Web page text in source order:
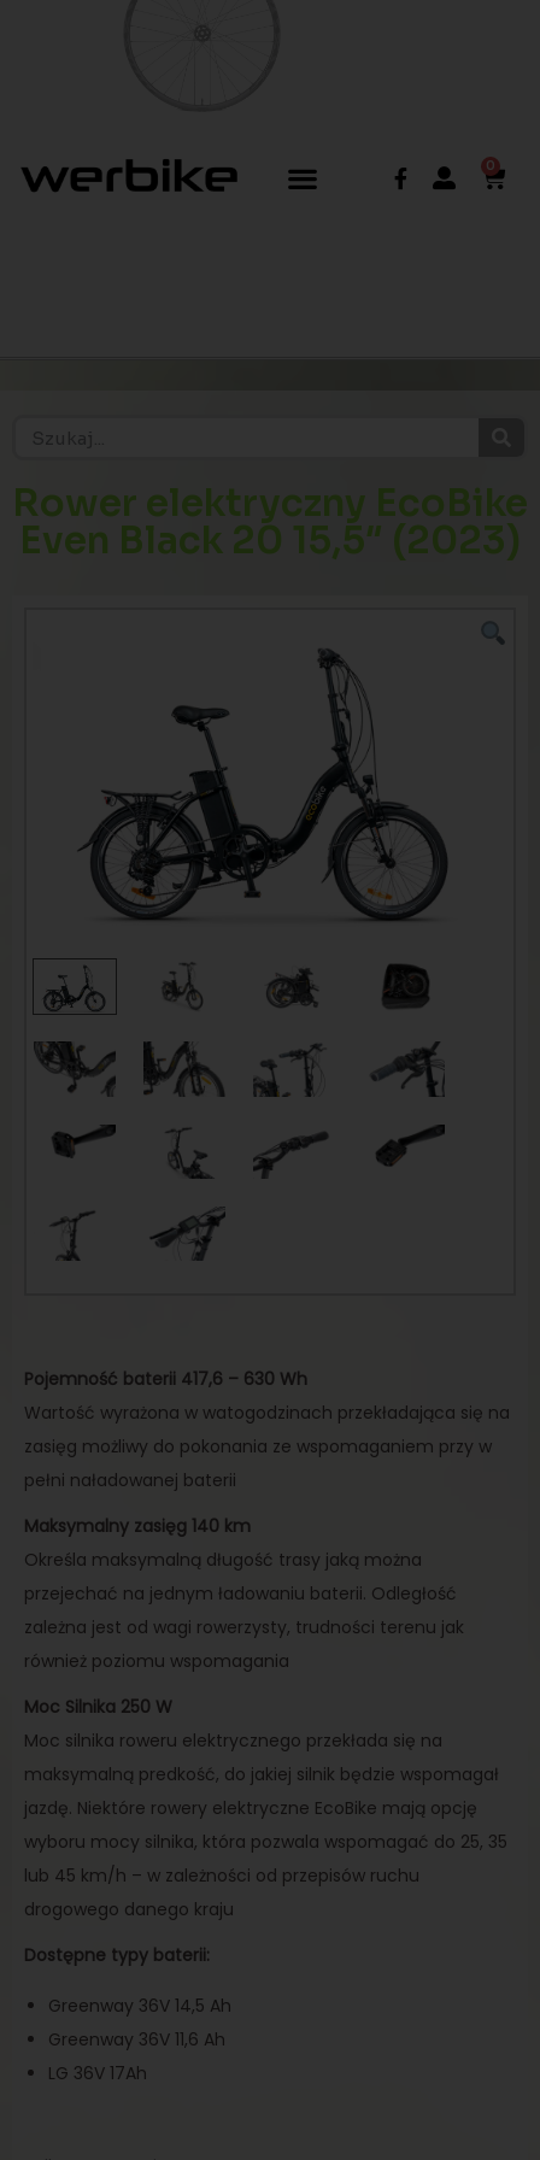
0
Rower elektryczny EcoBike
Even Black 20 15,5″ (2023)
Pojemność baterii 417,6 – 630 Wh
Wartość wyrażona w watogodzinach przekładająca się na
zasięg możliwy do pokonania ze wspomaganiem przy w
pełni naładowanej baterii
Maksymalny zasięg 140 km
Określa maksymalną długość trasy jaką można
przejechać na jednym ładowaniu baterii. Odległość
zależna jest od wagi rowerzysty, trudności terenu jak
również poziomu wspomagania
Moc Silnika 250 W
Moc silnika roweru elektrycznego przekłada się na
maksymalną predkość, do jakiej silnik będzie wspomagał
jazdę. Niektóre rowery elektryczne EcoBike mają opcję
wyboru mocy silnika, która pozwala wspomagać do 25, 35
lub 45 km/h – w zależności od przepisów ruchu
drogowego danego kraju
Dostępne typy baterii:
Greenway 36V 14,5 Ah
Greenway 36V 11,6 Ah
LG 36V 17Ah